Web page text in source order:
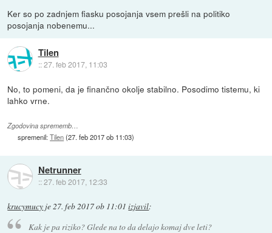
Ker so po zadnjem fiasku posojanja vsem prešli na politiko
posojanja nobenemu...
Tilen
::27. feb 2017, 11:03
No, to pomeni, da je finančno okolje stabilno. Posodimo tistemu, ki
lahko vrne.
Zgodovina sprememb…
spremenil:Tilen(27. feb 2017 ob 11:03)
Netrunner
::27. feb 2017, 12:33
krucymucy je27. feb 2017 ob 11:01 izjavil:
Kak je pa riziko? Glede na to da delajo komaj dve leti?